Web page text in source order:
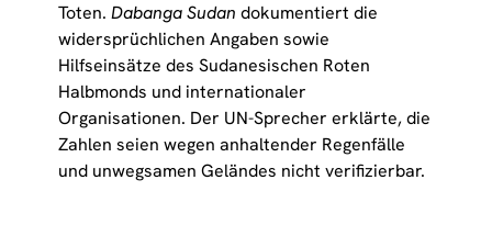
Toten. Dabanga Sudan dokumentiert die
widersprüchlichen Angaben sowie
Hilfseinsätze des Sudanesischen Roten
Halbmonds und internationaler
Organisationen. Der UN-Sprecher erklärte, die
Zahlen seien wegen anhaltender Regenfälle
und unwegsamen Geländes nicht verifizierbar.